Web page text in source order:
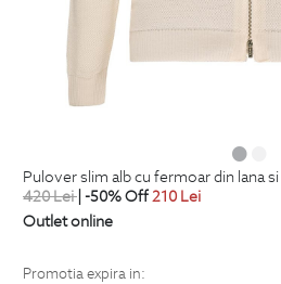
pulover slim alb cu fermoar din lana
420Lei| -50% Off210 Lei
Outlet online
Promotia expira in: